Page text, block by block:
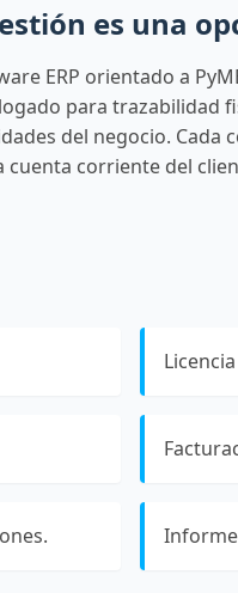
es una
ERP orientado a
para trazabilidad
del negocio.
corriente del